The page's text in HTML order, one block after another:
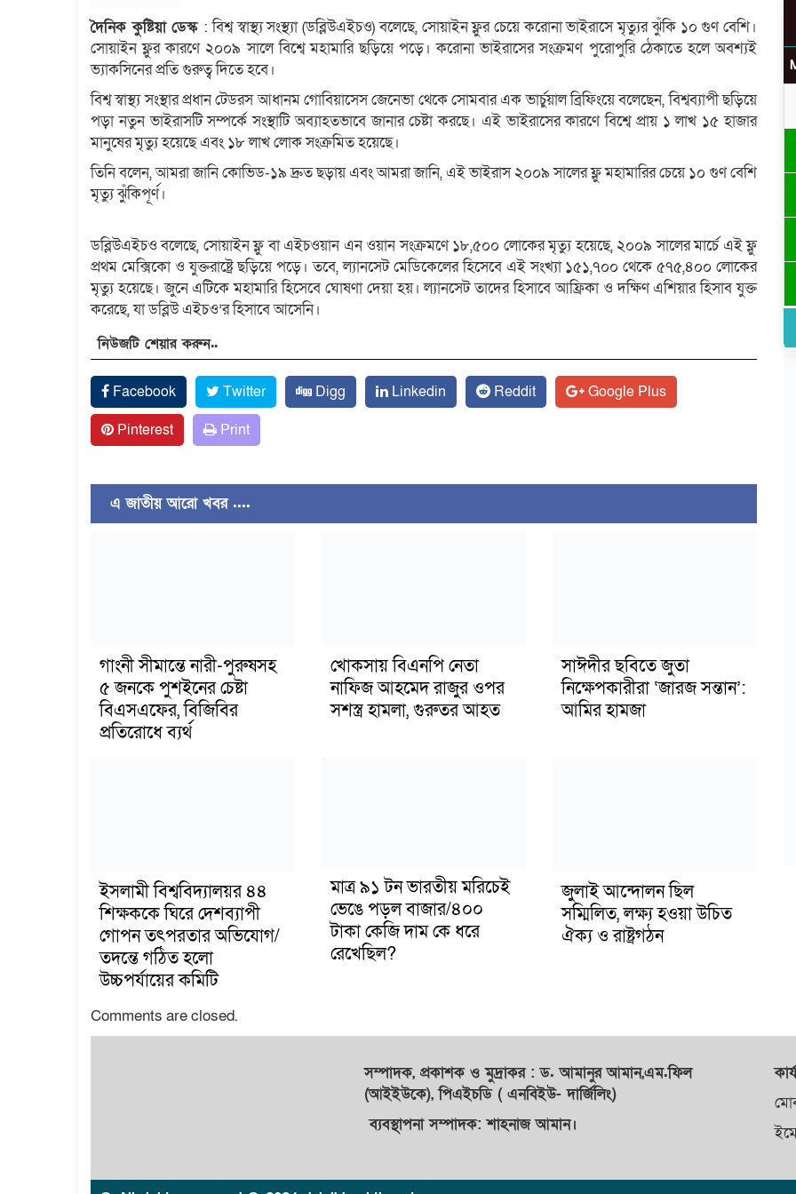
দৈনিক কুষ্টিয়া ডেস্ক : বিশ্ব স্বাস্থ্য সংস্থ্যা (ডব্লিউএইচও) বলেছে, সোয়াইন ফ্লুর চেয়ে করোনা ভাইরাসে মৃত্যুর ঝুঁকি ১০ গুণ বেশি।
সোয়াইন ফ্লুর কারণে ২০০৯ সালে বিশ্বে মহামারি ছড়িয়ে পড়ে। করোনা ভাইরাসের সংক্রমণ পুরোপুরি ঠেকাতে হলে অবশ্যই
ভ্যাকসিনের প্রতি গুরুত্ব দিতে হবে।
বিশ্ব স্বাস্থ্য সংস্থার প্রধান টেডরস আধানম গোবিয়াসেস জেনেভা থেকে সোমবার এক ভার্চুয়াল ব্রিফিংয়ে বলেছেন, বিশ্বব্যাপী ছড়িয়ে
পড়া নতুন ভাইরাসটি সম্পর্কে সংস্থাটি অব্যাহতভাবে জানার চেষ্টা করছে। এই ভাইরাসের কারণে বিশ্বে প্রায় ১ লাখ ১৫ হাজার
মানুষের মৃত্যু হয়েছে এবং ১৮ লাখ লোক সংক্রমিত হয়েছে।
তিনি বলেন, আমরা জানি কোভিড-১৯ দ্রুত ছড়ায় এবং আমরা জানি, এই ভাইরাস ২০০৯ সালের ফ্লু মহামারির চেয়ে ১০ গুণ বেশি
মৃত্যু ঝুঁকিপূর্ণ।
ডব্লিউএইচও বলেছে, সোয়াইন ফ্লু বা এইচওয়ান এন ওয়ান সংক্রমণে ১৮,৫০০ লোকের মৃত্যু হয়েছে, ২০০৯ সালের মার্চে এই ফ্লু
প্রথম মেক্সিকো ও যুক্তরাষ্ট্রে ছড়িয়ে পড়ে। তবে, ল্যানসেট মেডিকেলের হিসেবে এই সংখ্যা ১৫১,৭০০ থেকে ৫৭৫,৪০০ লোকের
মৃত্যু হয়েছে। জুনে এটিকে মহামারি হিসেবে ঘোষণা দেয়া হয়। ল্যানসেট তাদের হিসাবে আফ্রিকা ও দক্ষিণ এশিয়ার হিসাব যুক্ত
করেছে, যা ডব্লিউ এইচও’র হিসাবে আসেনি।
নিউজটি শেয়ার করুন..
Facebook Twitter Digg Linkedin Reddit
Google Plus
Pinterest
Print
এ জাতীয় আরো খবর ....
গাংনী সীমান্তে নারী-পুরুষসহ
৫ জনকে পুশইনের চেষ্টা
বিএসএফের, বিজিবির
প্রতিরোধে ব্যর্থ
খোকসায় বিএনপি নেতা
নাফিজ আহমেদ রাজুর ওপর
সশস্ত্র হামলা, গুরুতর আহত
সাঈদীর ছবিতে জুতা
নিক্ষেপকারীরা ‘জারজ সন্তান’:
আমির হামজা
ইসলামী বিশ্ববিদ্যালয়র ৪৪
শিক্ষককে ঘিরে দেশব্যাপী
গোপন তৎপরতার অভিযোগ/
তদন্তে গঠিত হলো
উচ্চপর্যায়ের কমিটি
মাত্র ৯১ টন ভারতীয় মরিচেই
ভেঙে পড়ল বাজার/৪০০
টাকা কেজি দাম কে ধরে
রেখেছিল?
জুলাই আন্দোলন ছিল
সম্মিলিত, লক্ষ্য হওয়া উচিত
ঐক্য ও রাষ্ট্রগঠন
Comments are closed.
সম্পাদক, প্রকাশকওমুদ্রাকর: ড. আমানুর আমান,এম.ফিল
(আইইউকে), পিএইচডি ( এনবিইউ- দার্জিলিং)
ব্যবস্থাপনা সম্পাদক: শাহনাজ আমান।